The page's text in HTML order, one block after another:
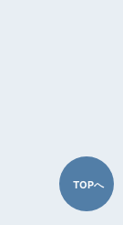
TOPへ